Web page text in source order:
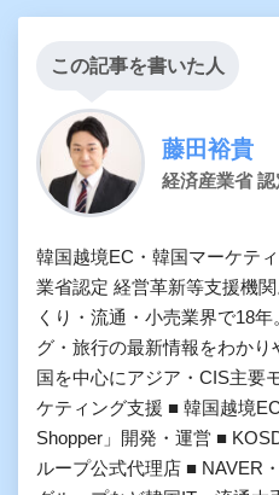
この記事を書いた人
藤田裕貴
経済産業省
韓国越境EC・韓国マーケテ
業省認定 経営革新等支援機
くり・流通・小売業界で18
グ・旅行の最新情報をわか
国を中心にアジア・CIS主要
ケティング支援 ■ 韓国越境
Shopper」開発・運営 ■
ループ公式代理店 ■ NAVER